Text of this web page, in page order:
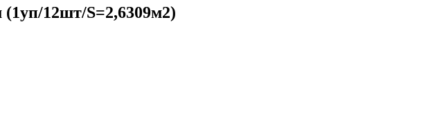
12шт/S=2,6309м2)